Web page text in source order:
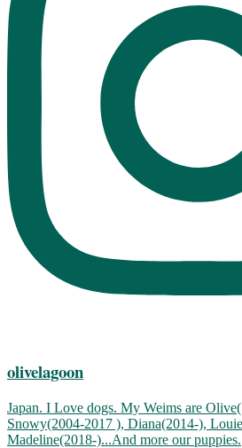
olivelagoon
Japan. I Love dogs. My Weims are
Snowy(2004-2017 ), Diana(2014-),
Madeline(2018-)...And more our puppies.